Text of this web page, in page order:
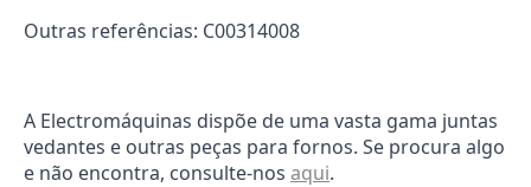
Outras referências: C00314008
A Electromáquinas dispõe de uma vasta gama juntas
vedantes e outras peças para fornos. Se procura algo
e não encontra, consulte-nos aqui.